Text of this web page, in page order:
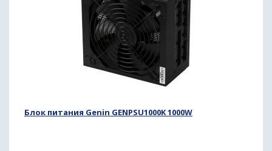
Блок питания Genin GENPSU1000K 1000W